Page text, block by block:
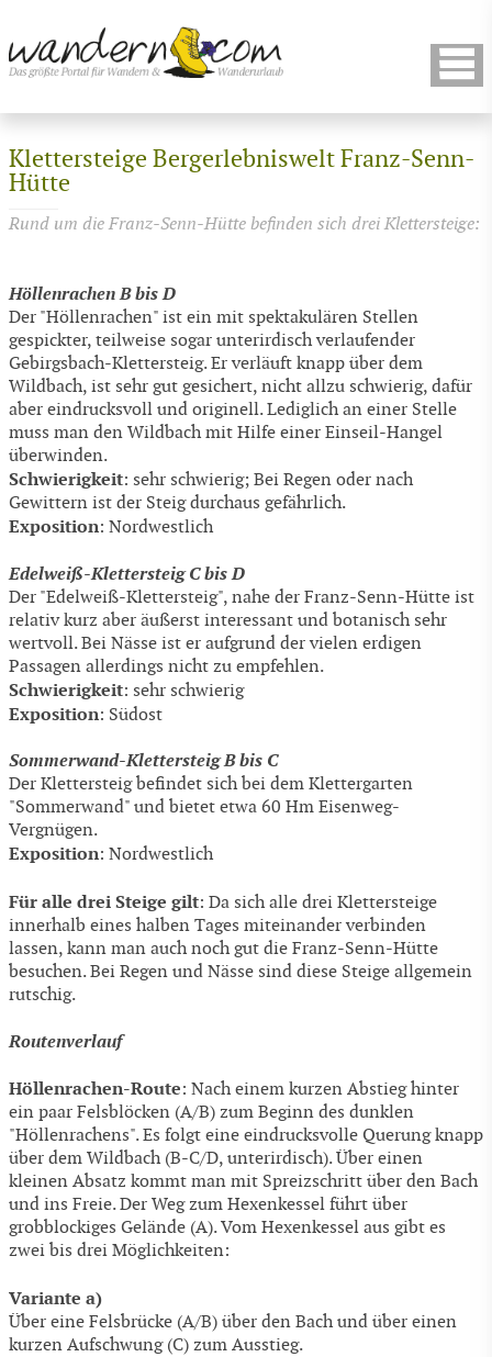
Klettersteige Bergerlebniswelt Franz-Senn-
Hütte
Rund um die Franz-Senn-Hütte befinden sich drei Klettersteige:
Höllenrachen B bis D
Der "Höllenrachen" ist ein mit spektakulären Stellen
gespickter, teilweise sogar unterirdisch verlaufender
Gebirgsbach-Klettersteig. Er verläuft knapp über dem
Wildbach, ist sehr gut gesichert, nicht allzu schwierig, dafür
aber eindrucksvoll und originell. Lediglich an einer Stelle
muss man den Wildbach mit Hilfe einer Einseil-Hangel
überwinden.
Schwierigkeit: sehr schwierig; Bei Regen oder nach
Gewittern ist der Steig durchaus gefährlich.
Exposition: Nordwestlich
Edelweiß-Klettersteig C bis D
Der "Edelweiß-Klettersteig", nahe der Franz-Senn-Hütte ist
relativ kurz aber äußerst interessant und botanisch sehr
wertvoll. Bei Nässe ist er aufgrund der vielen erdigen
Passagen allerdings nicht zu empfehlen.
Schwierigkeit: sehr schwierig
Exposition: Südost
Sommerwand-Klettersteig B bis C
Der Klettersteig befindet sich bei dem Klettergarten
"Sommerwand" und bietet etwa 60 Hm Eisenweg-
Vergnügen.
Exposition: Nordwestlich
Für alle drei Steige gilt: Da sich alle drei Klettersteige
innerhalb eines halben Tages miteinander verbinden
lassen, kann man auch noch gut die Franz-Senn-Hütte
besuchen. Bei Regen und Nässe sind diese Steige allgemein
rutschig.
Routenverlauf
Höllenrachen-Route: Nach einem kurzen Abstieg hinter
ein paar Felsblöcken (A/B) zum Beginn des dunklen
"Höllenrachens". Es folgt eine eindrucksvolle Querung knapp
über dem Wildbach (B-C/D, unterirdisch). Über einen
kleinen Absatz kommt man mit Spreizschritt über den Bach
und ins Freie. Der Weg zum Hexenkessel führt über
grobblockiges Gelände (A). Vom Hexenkessel aus gibt es
zwei bis drei Möglichkeiten:
Variante a)
Über eine Felsbrücke (A/B) über den Bach und über einen
kurzen Aufschwung (C) zum Ausstieg.